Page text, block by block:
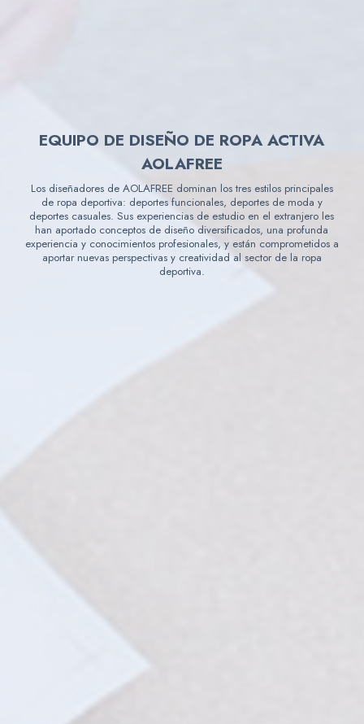
EQUIPO DE DISEÑO DE ROPA ACTIVA
AOLAFREE
Los diseñadores de AOLAFREE dominan los tres estilos principales
de ropa deportiva: deportes funcionales, deportes de moda y
deportes casuales. Sus experiencias de estudio en el extranjero les
han aportado conceptos de diseño diversificados, una profunda
experiencia y conocimientos profesionales, y están comprometidos a
aportar nuevas perspectivas y creatividad al sector de la ropa
deportiva.